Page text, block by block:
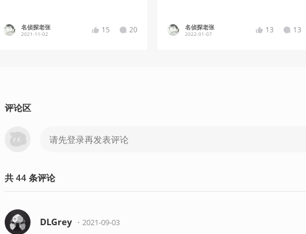
名侦探老张
2021-11-02 15 20 名侦探老张
2022-01-07 13 13
评论区
共 44条评论
DLGrey ・ 2021-09-03